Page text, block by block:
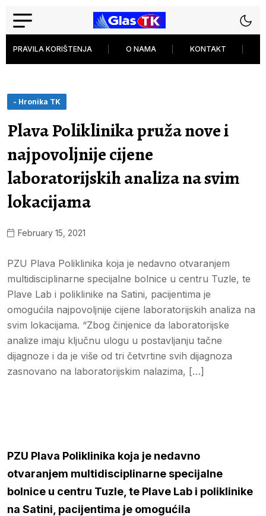
PRAVILA KORIŠTENJA O NAMA KONTAKT
- Hronika TK
Plava Poliklinika pruža nove i
najpovoljnije cijene
laboratorijskih analiza na svim
lokacijama
February 15, 2021
PZU Plava Poliklinika koja je nedavno otvaranjem
multidisciplinarne specijalne bolnice u centru Tuzle, te
Plave Lab i poliklinike na Satini, pacijentima je
omogućila najpovoljnije cijene laboratorijskih analiza na
svim lokacijama. “Zbog činjenice da laboratorijske
analize imaju ključnu ulogu u postavljanju tačne
dijagnoze i da je više od tri četvrtine svih dijagnoza
zasnovano na laboratorijskim nalazima, […]
PZU Plava Poliklinika koja je nedavno
otvaranjem multidisciplinarne specijalne
bolnice u centru Tuzle, te Plave Lab i poliklinike
na Satini, pacijentima je omogućila